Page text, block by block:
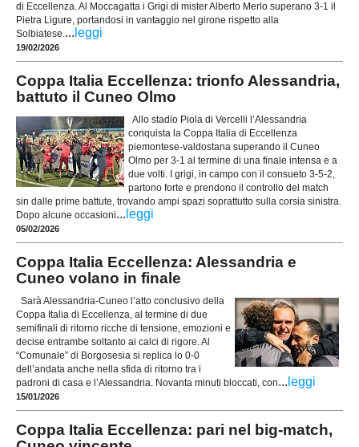
di Eccellenza. Al Moccagatta i Grigi di mister Alberto Merlo superano 3-1 il
Pietra Ligure, portandosi in vantaggio nel girone rispetto alla
Solbiatese.... leggi
19/02/2026
Coppa Italia Eccellenza: trionfo Alessandria,
battuto il Cuneo Olmo
Allo stadio Piola di Vercelli l’Alessandria
conquista la Coppa Italia di Eccellenza
piemontese-valdostana superando il Cuneo
Olmo per 3-1 al termine di una finale intensa e a
due volti. I grigi, in campo con il consueto 3-5-2,
partono forte e prendono il controllo del match
sin dalle prime battute, trovando ampi spazi soprattutto sulla corsia sinistra.
Dopo alcune occasioni... leggi
05/02/2026
Coppa Italia Eccellenza: Alessandria e
Cuneo volano in finale
Sarà Alessandria-Cuneo l’atto conclusivo della
Coppa Italia di Eccellenza, al termine di due
semifinali di ritorno ricche di tensione, emozioni e
decise entrambe soltanto ai calci di rigore. Al
“Comunale” di Borgosesia si replica lo 0-0
dell’andata anche nella sfida di ritorno tra i
padroni di casa e l’Alessandria. Novanta minuti bloccati, con... leggi
15/01/2026
Coppa Italia Eccellenza: pari nel big-match,